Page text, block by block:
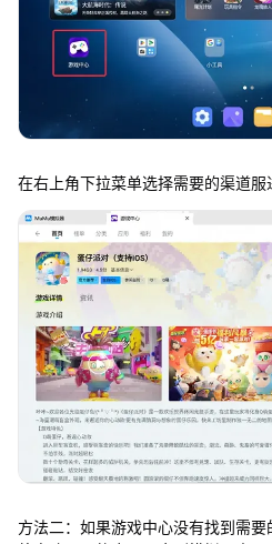
在右上角下拉菜单选择需要的渠道服
方法二：如果游戏中心没有找到需要